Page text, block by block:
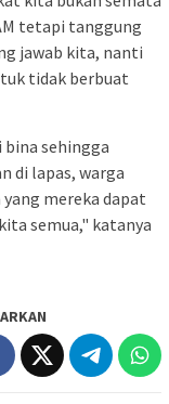
tetapi tanggung
jawab kita, nanti
tidak berbuat
bina sehingga
di lapas, warga
mereka dapat
semua," katanya